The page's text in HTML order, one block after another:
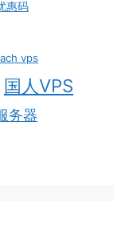
惠码
vps
国人VPS
务器